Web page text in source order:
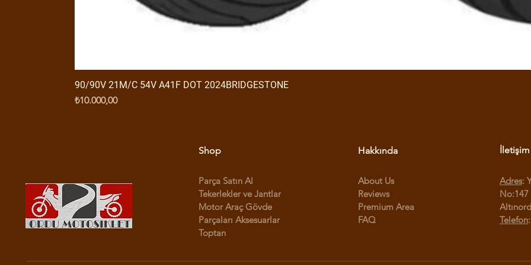
90/90V 21M/C 54V A41F DOT 2024BRIDGESTONE
Fiyat
₺10.000,00
Shop
Parça Satın Al
Tekerlekler ve Jantlar
Motor Araç Gövde
Parçaları Aksesuarlar
Toptan
Hakkında
About Us
Reviews
Premium Area
FAQ
İletişim
Adres:
No:147
Telefon: